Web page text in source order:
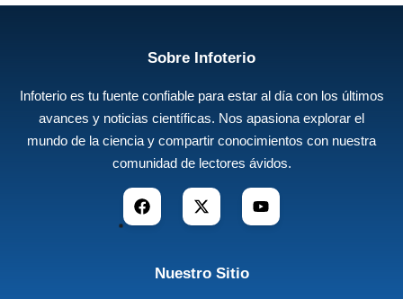
Sobre Infoterio
Infoterio es tu fuente confiable para estar al día con los últimos
avances y noticias científicas. Nos apasiona explorar el
mundo de la ciencia y compartir conocimientos con nuestra
comunidad de lectores ávidos.
Nuestro Sitio